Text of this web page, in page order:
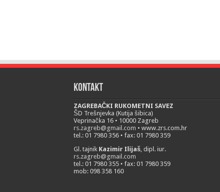
Kontakt
ZAGREBAČKI RUKOMETNI SAVEZ
ŠD Trešnjevka (Kutija šibica)
Veprinačka 16 • 10000 Zagreb
rs.zagreb@gmail.com • www.zrs.com.hr
tel.: 01 7980 356 • fax: 01 7980 359
Gl. tajnik Kazimir Ilijaš, dipl. iur.
rs.zagreb@gmail.com
tel.: 01 7980 355 • fax: 01 7980 359
mob: 098 358 160